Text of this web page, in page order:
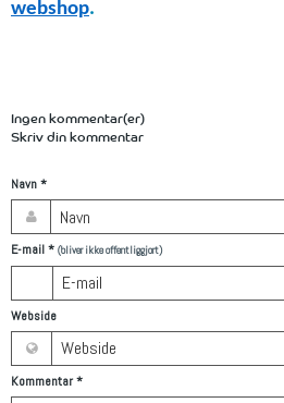
webshop.
Ingen kommentar(er)
Skriv din kommentar
Navn*
E-mail* (bliver ikke offentliggjort)
Webside
Kommentar*